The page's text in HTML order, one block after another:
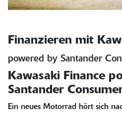
Finanzieren mit
powered by Santander
Kawasaki Finance
Santander
Ein neues Motorrad hört sich